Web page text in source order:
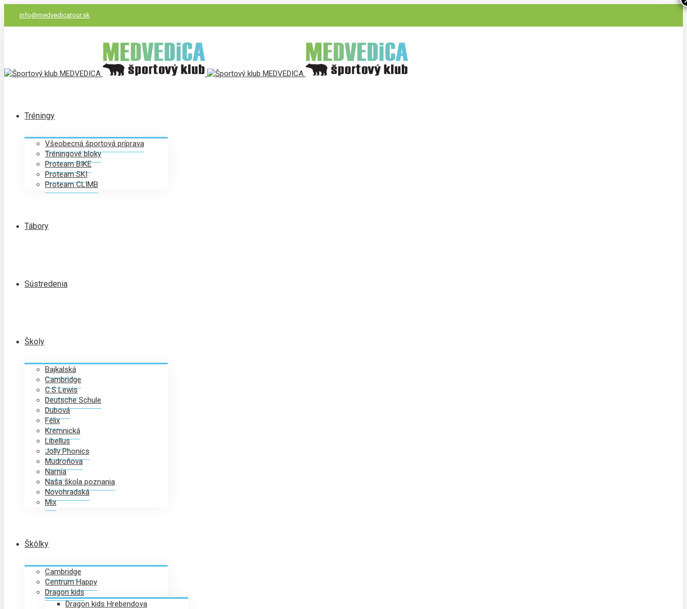
info@medvedicatour.sk
Tréningy
Všeobecná športová príprava
Tréningové bloky
Proteam BIKE
Proteam SKI
Proteam CLIMB
Tábory
Sústredenia
Školy
Bajkalská
Cambridge
C.S Lewis
Deutsche Schule
Dubová
Félix
Kremnická
Libellus
Jolly Phonics
Mudroňova
Narnia
Naša škola poznania
Novohradská
Mix
Škôlky
Cambridge
Centrum Happy
Dragon kids
Dragon kids Hrebendova